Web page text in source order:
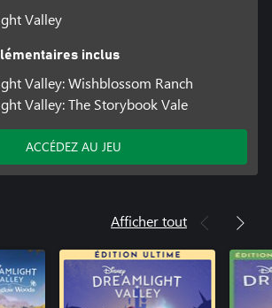
Valley
inclus
Valley: Wishblossom Ranch
Valley: The Storybook Vale
ACCÉDEZ AU JEU
Afficher tout